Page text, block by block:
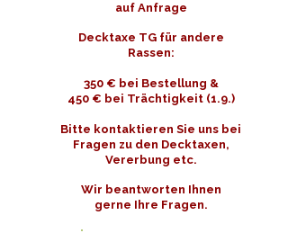
auf Anfrage
Decktaxe TG für andere
Rassen:
350 € bei Bestellung &
450 € bei Trächtigkeit (1.9.)
Bitte kontaktieren Sie uns bei
Fragen zu den Decktaxen,
Vererbung etc.
Wir beantworten Ihnen
gerne Ihre Fragen.